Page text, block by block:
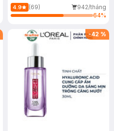
(Mới)
4.9 (69)
942/tháng
64%
-42 %